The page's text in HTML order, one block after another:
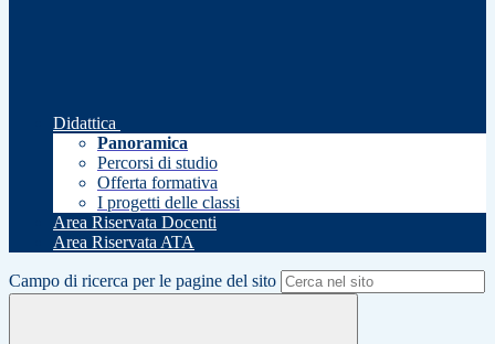
Didattica
Panoramica
Percorsi di studio
Offerta formativa
I progetti delle classi
Area Riservata Docenti
Area Riservata ATA
Campo di ricerca per le pagine del sito